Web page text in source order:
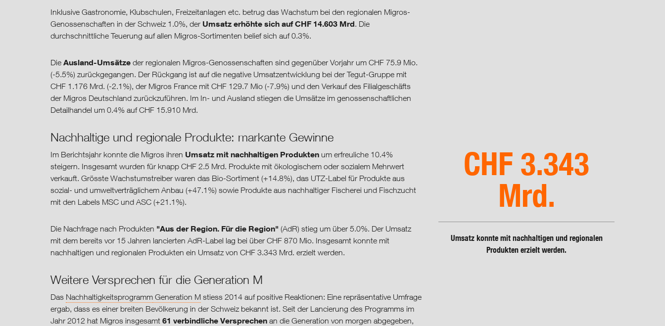
Inklusive Gastronomie, Klubschulen, Freizeitanlagen etc. betrug das Wachstum bei den regionalen Migros-
Genossenschaften in der Schweiz 1.0%, der Umsatz erhöhte sich auf CHF 14.603 Mrd. Die
durchschnittliche Teuerung auf allen Migros-Sortimenten belief sich auf 0.3%.
Die Ausland-Umsätze der regionalen Migros-Genossenschaften sind gegenüber Vorjahr um CHF 75.9 Mio.
(-5.5%) zurückgegangen. Der Rückgang ist auf die negative Umsatzentwicklung bei der Tegut-Gruppe mit
CHF 1.176 Mrd. (-2.1%), der Migros France mit CHF 129.7 Mio (-7.9%) und den Verkauf des Filialgeschäfts
der Migros Deutschland zurückzuführen. Im In- und Ausland stiegen die Umsätze im genossenschaftlichen
Detailhandel um 0.4% auf CHF 15.910 Mrd.
Nachhaltige und regionale Produkte: markante Gewinne
CHF 3.343
Mrd.
Umsatz konnte mit nachhaltigen und regionalen
Produkten erzielt werden.
Im Berichtsjahr konnte die Migros ihren Umsatz mit nachhaltigen Produkten um erfreuliche 10.4%
steigern. Insgesamt wurden für knapp CHF 2.5 Mrd. Produkte mit ökologischem oder sozialem Mehrwert
verkauft. Grösste Wachstumstreiber waren das Bio-Sortiment (+14.8%), das UTZ-Label für Produkte aus
sozial- und umweltverträglichem Anbau (+47.1%) sowie Produkte aus nachhaltiger Fischerei und Fischzucht
mit den Labels MSC und ASC (+21.1%).
Die Nachfrage nach Produkten "Aus der Region. Für die Region" (AdR) stieg um über 5.0%. Der Umsatz
mit dem bereits vor 15 Jahren lancierten AdR-Label lag bei über CHF 870 Mio. Insgesamt konnte mit
nachhaltigen und regionalen Produkten ein Umsatz von CHF 3.343 Mrd. erzielt werden.
Weitere Versprechen für die Generation M
Das Nachhaltigkeitsprogramm Generation M stiess 2014 auf positive Reaktionen: Eine repräsentative Umfrage
ergab, dass es einer breiten Bevölkerung in der Schweiz bekannt ist. Seit der Lancierung des Programms im
Jahr 2012 hat Migros insgesamt 61 verbindliche Versprechen an die Generation von morgen abgegeben,